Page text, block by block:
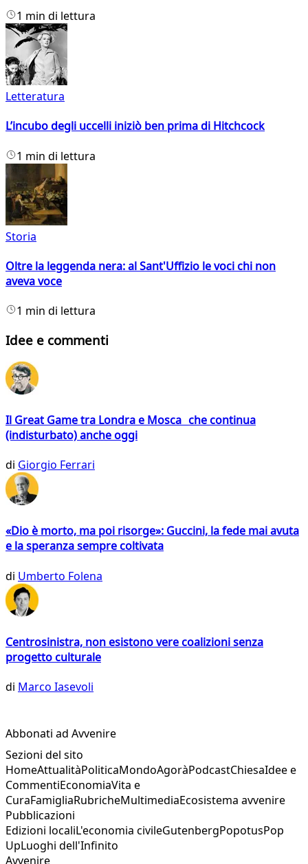
1 min di lettura
Letteratura
L’incubo degli uccelli iniziò ben prima di Hitchcock
1 min di lettura
Storia
Oltre la leggenda nera: al Sant'Uffizio le voci chi non
aveva voce
1 min di lettura
Idee e commenti
Il Great Game tra Londra e Mosca che continua
(indisturbato) anche oggi
di Giorgio Ferrari
«Dio è morto, ma poi risorge»: Guccini, la fede mai avuta
e la speranza sempre coltivata
di Umberto Folena
Centrosinistra, non esistono vere coalizioni senza
progetto culturale
di Marco Iasevoli
Abbonati ad Avvenire
Sezioni del sito
HomeAttualitàPoliticaMondoAgoràPodcastChiesaIdee e
CommentiEconomiaVita e
CuraFamigliaRubricheMultimediaEcosistema avvenire
Pubblicazioni
Edizioni localiL'economia civileGutenbergPopotusPop
UpLuoghi dell'Infinito
Avvenire